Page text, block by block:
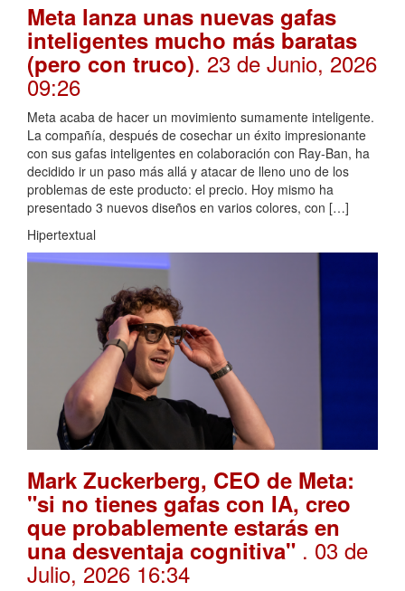
Meta lanza unas nuevas gafas
inteligentes mucho más baratas
(pero con truco). 23 de Junio, 2026
09:26
Meta acaba de hacer un movimiento sumamente inteligente.
La compañía, después de cosechar un éxito impresionante
con sus gafas inteligentes en colaboración con Ray-Ban, ha
decidido ir un paso más allá y atacar de lleno uno de los
problemas de este producto: el precio. Hoy mismo ha
presentado 3 nuevos diseños en varios colores, con […]
Hipertextual
Mark Zuckerberg, CEO de Meta:
"si no tienes gafas con IA, creo
que probablemente estarás en
una desventaja cognitiva" . 03 de
Julio, 2026 16:34